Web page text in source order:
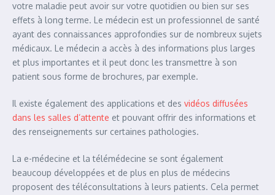
votre maladie peut avoir sur votre quotidien ou bien sur ses
effets à long terme. Le médecin est un professionnel de santé
ayant des connaissances approfondies sur de nombreux sujets
médicaux. Le médecin a accès à des informations plus larges
et plus importantes et il peut donc les transmettre à son
patient sous forme de brochures, par exemple.
Il existe également des applications et des vidéos diffusées
dans les salles d’attente et pouvant offrir des informations et
des renseignements sur certaines pathologies.
La e-médecine et la télémédecine se sont également
beaucoup développées et de plus en plus de médecins
proposent des téléconsultations à leurs patients. Cela permet